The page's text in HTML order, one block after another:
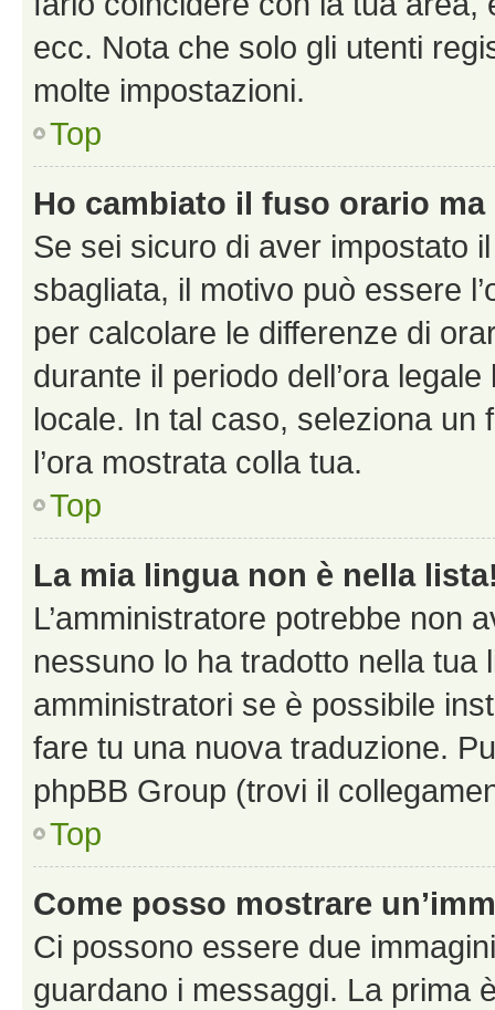
ecc. Nota che solo gli utenti
molte impostazioni.
Top
Ho cambiato il fuso orario ma
Se sei sicuro di aver impostato
sbagliata, il motivo può essere
per calcolare le differenze di
durante il periodo dell’ora
locale. In tal caso, seleziona
l’ora mostrata colla tua.
Top
La mia lingua non è nella
L’amministratore potrebbe non
nessuno lo ha tradotto nella tua
amministratori se è possibile
fare tu una nuova traduzione.
phpBB Group (trovi il
Top
Come posso mostrare
Ci possono essere due
guardano i messaggi. La prima